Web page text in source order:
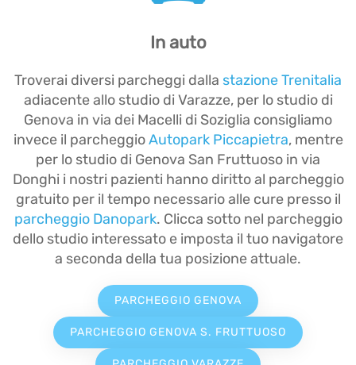
In auto
Troverai diversi parcheggi dalla stazione Trenitalia
adiacente allo studio di Varazze, per lo studio di
Genova in via dei Macelli di Soziglia consigliamo
invece il parcheggioAutopark Piccapietra, mentre
per lo studio di Genova San Fruttuoso in via
Donghi i nostri pazienti hanno diritto al parcheggio
gratuito per il tempo necessario alle cure presso il
parcheggio Danopark. Clicca sotto nel parcheggio
dello studio interessato e imposta il tuo navigatore
a seconda della tua posizione attuale.
PARCHEGGIO GENOVA
PARCHEGGIO GENOVA S. FRUTTUOSO